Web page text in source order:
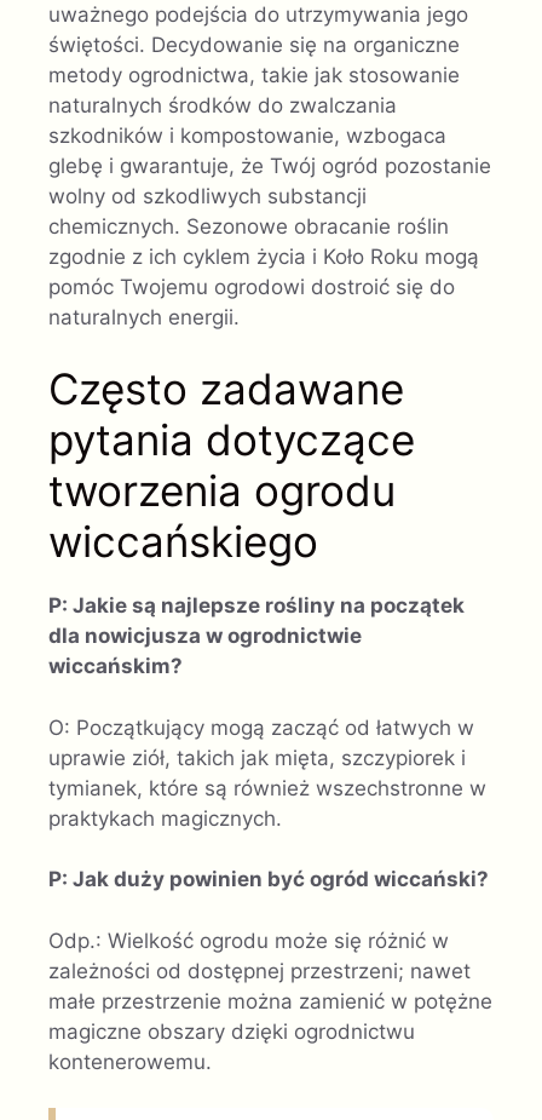
uważnego podejścia do utrzymywania jego
świętości. Decydowanie się na organiczne
metody ogrodnictwa, takie jak stosowanie
naturalnych środków do zwalczania
szkodników i kompostowanie, wzbogaca
glebę i gwarantuje, że Twój ogród pozostanie
wolny od szkodliwych substancji
chemicznych. Sezonowe obracanie roślin
zgodnie z ich cyklem życia i Koło Roku mogą
pomóc Twojemu ogrodowi dostroić się do
naturalnych energii.
Często zadawane
pytania dotyczące
tworzenia ogrodu
wiccańskiego
P: Jakie są najlepsze rośliny na początek
dla nowicjusza w ogrodnictwie
wiccańskim?
O: Początkujący mogą zacząć od łatwych w
uprawie ziół, takich jak mięta, szczypiorek i
tymianek, które są również wszechstronne w
praktykach magicznych.
P: Jak duży powinien być ogród wiccański?
Odp.: Wielkość ogrodu może się różnić w
zależności od dostępnej przestrzeni; nawet
małe przestrzenie można zamienić w potężne
magiczne obszary dzięki ogrodnictwu
kontenerowemu.